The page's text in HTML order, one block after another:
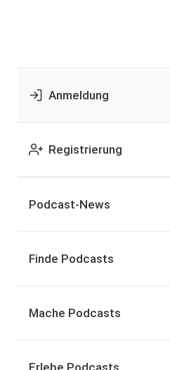
Anmeldung
Registrierung
Podcast-News
Finde Podcasts
Mache Podcasts
Erlebe Podcasts